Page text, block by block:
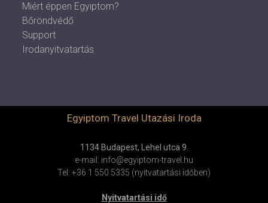
Miért éppen Egyiptom?
Bőröndvédő
Support
Irodanyitvatartás
Egyiptom Travel Utazási Iroda
1134 Budapest, Lehel utca 9.
e-mail: info@egyiptom-travel.hu
Tel: +36 1 550 5335 (nyitvatartási időben)
Nyitvatartási idő